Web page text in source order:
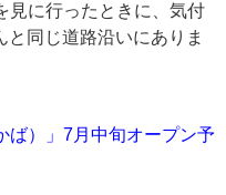
見に行ったときに、気付
同じ道路沿いにありま
ば）」7月中旬オープン予